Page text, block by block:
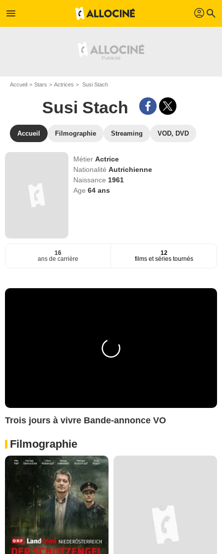
menu profil search
Accueil Stars Actrices Susi Stach
Susi Stach
Accueil Filmographie Streaming VOD, DVD
MétierActrice
NationalitéAutrichienne
Naissance 1961
Age64 ans
16
ans de carrière
12
films et séries tournés
Trois jours à vivre Bande-annonce VO
Filmographie